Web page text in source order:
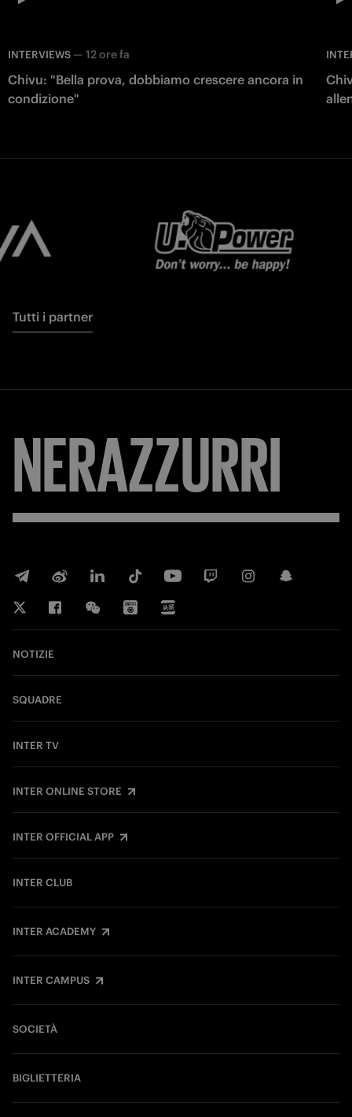
INTERVIEWS — 12 ore fa
Chivu: "Bella prova, dobbiamo crescere ancora in
condizione"
Tutti i partner
NERAZZURRI
NOTIZIE
SQUADRE
INTER TV
INTER ONLINE STORE
INTER OFFICIAL APP
INTER CLUB
INTER ACADEMY
INTER CAMPUS
SOCIETÀ
BIGLIETTERIA